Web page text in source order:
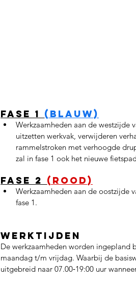
Fase 1 (blauw)
Werkzaamheden aan de westzijde
uitzetten werkvak, verwijderen
rammelstroken met verhoogde
zal in fase 1 ook het nieuwe
Fase 2 (rood)
Werkzaamheden aan de oostzijde
fase 1.
Werktijden
De werkzaamheden worden ingepland
maandag t/m vrijdag. Waarbij de
uitgebreid naar 07.00‐19:00 uur